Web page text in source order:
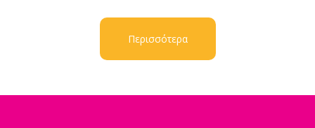
Περισσότερα